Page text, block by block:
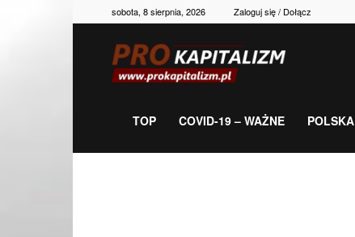
sobota, 8 sierpnia, 2026 Zaloguj się / Dołącz
gospodarka,
TOP COVID-19 – WAŻNE POLSKA